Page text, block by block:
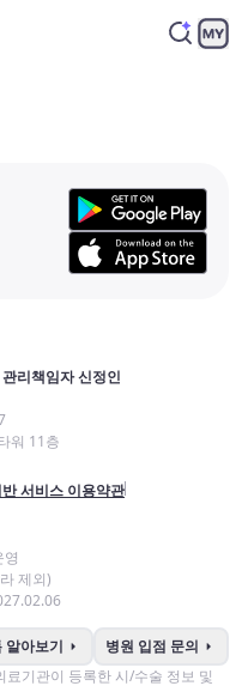
리책임자 신정인
워 11층
서비스 이용약관
제외)
알아보기 arrow_right 병원 입점 문의 arrow_right
기관이 등록한 시/수술 정보 및